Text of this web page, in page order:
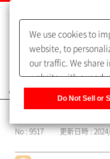
よくあるご質
No : 9517 更新日時 :
We use cookies to
website, to
our traffic. We share
website with our
of our sharing
Do Not Sell or